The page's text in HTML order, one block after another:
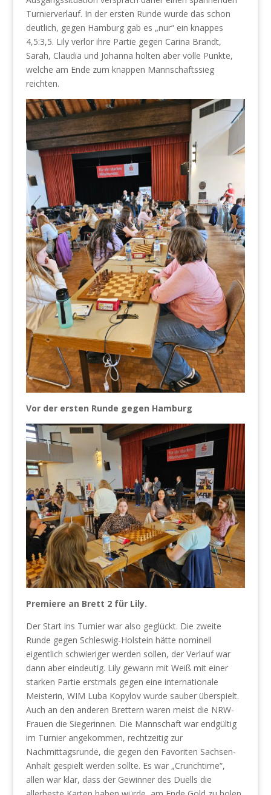
Turnierverlauf. In der ersten Runde wurde das schon
deutlich, gegen Hamburg gab es „nur“ ein knappes
4,5:3,5. Lily verlor ihre Partie gegen Carina Brandt,
Sarah, Claudia und Johanna holten aber volle Punkte,
welche am Ende zum knappen Mannschaftssieg
reichten.
Vor der ersten Runde gegen Hamburg
Premiere an Brett 2 für Lily.
Der Start ins Turnier war also geglückt. Die zweite
Runde gegen Schleswig-Holstein hätte nominell
eigentlich schwieriger werden sollen, der Verlauf war
dann aber eindeutig. Lily gewann mit Weiß mit einer
starken Partie erstmals gegen eine internationale
Meisterin, WIM Luba Kopylov wurde sauber überspielt.
Auch an den anderen Brettern waren meist die NRW-
Frauen die Siegerinnen. Die Mannschaft war endgültig
im Turnier angekommen, rechtzeitig zur
Nachmittagsrunde, die gegen den Favoriten Sachsen-
Anhalt gespielt werden sollte. Es war „Crunchtime“,
allen war klar, dass der Gewinner des Duells die